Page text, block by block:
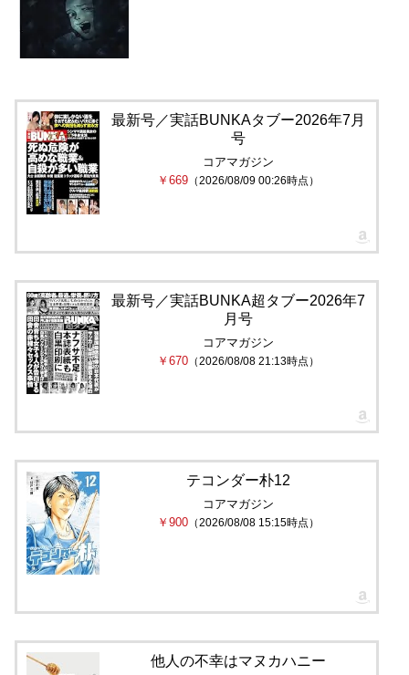
最新号／実話BUNKAタブー2026年7月
号
コアマガジン
￥669 （2026/08/09 00:26時点）
最新号／実話BUNKA超タブー2026年7
月号
コアマガジン
￥670 （2026/08/08 21:13時点）
テコンダー朴12
コアマガジン
￥900 （2026/08/08 15:15時点）
他人の不幸はマヌカハニー